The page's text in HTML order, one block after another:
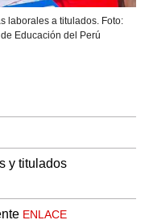
laborales a titulados. Foto:
Educación del Perú
y titulados
ENLACE